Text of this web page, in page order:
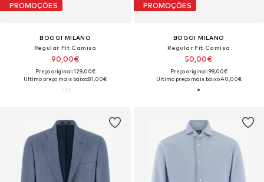
PROMOÇÕES
BOGGI MILANO
Regular Fit Camisa
90,00€
Preço original: 129,00€
Último preço mais baixo:81,00€
PROMOÇÕES
BOGGI MILANO
Regular Fit Camisa
50,00€
Preço original: 99,00€
Último preço mais baixo:40,00€